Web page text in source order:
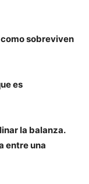
sobreviven
es
la balanza.
entre una